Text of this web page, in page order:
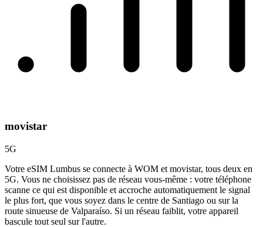
movistar
5G
Votre eSIM Lumbus se connecte à WOM et movistar, tous deux en
5G. Vous ne choisissez pas de réseau vous-même : votre téléphone
scanne ce qui est disponible et accroche automatiquement le signal
le plus fort, que vous soyez dans le centre de Santiago ou sur la
route sinueuse de Valparaíso. Si un réseau faiblit, votre appareil
bascule tout seul sur l'autre.